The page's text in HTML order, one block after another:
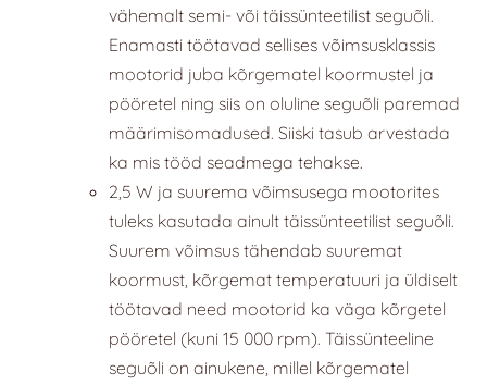
vähemalt semi- või täissünteetilist seguõli.
Enamasti töötavad sellises võimsusklassis
mootorid juba kõrgematel koormustel ja
pööretel ning siis on oluline seguõli paremad
määrimisomadused. Siiski tasub arvestada
ka mis tööd seadmega tehakse.
2,5 W ja suurema võimsusega mootorites
tuleks kasutada ainult täissünteetilist seguõli.
Suurem võimsus tähendab suuremat
koormust, kõrgemat temperatuuri ja üldiselt
töötavad need mootorid ka väga kõrgetel
pööretel (kuni 15 000 rpm). Täissünteeline
seguõli on ainukene, millel kõrgematel